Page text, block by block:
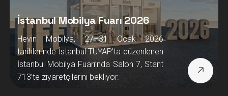
İstanbul Mobilya Fuarı 2026
Hevin Mobilya, 27–31 Ocak 2026
tarihlerinde İstanbul TÜYAP’ta düzenlenen
İstanbul Mobilya Fuarı’nda Salon 7, Stant
713’te ziyaretçilerini bekliyor.